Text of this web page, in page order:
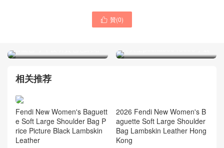
 贊(0)
相关推荐
Fendi New Women's Baguett
e Soft Large Shoulder Bag P
rice Picture Black Lambskin
Leather
2026 Fendi New Women's B
aguette Soft Large Shoulder
Bag Lambskin Leather Hong
Kong